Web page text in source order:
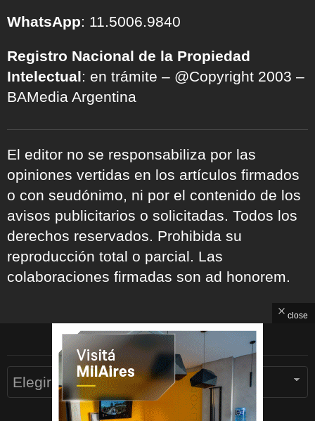
WhatsApp: 11.5006.9840
Registro Nacional de la Propiedad
Intelectual: en trámite – @Copyright 2003 –
BAMedia Argentina
El editor no se responsabiliza por las
opiniones vertidas en los artículos firmados
o con seudónimo, ni por el contenido de los
avisos publicitarios o solicitadas. Todos los
derechos reservados. Prohibida su
reproducción total o parcial. Las
colaboraciones firmadas son ad honorem.
ARCHIVOS
Archivos
close